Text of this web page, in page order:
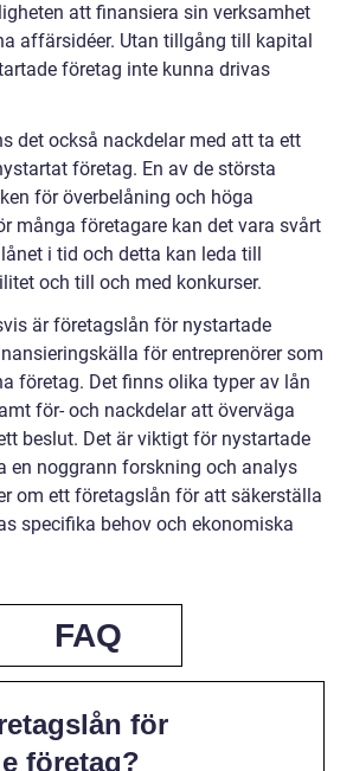
att finansiera sin verksamhet
affärsidéer. Utan tillgång till kapital
företag inte kunna drivas
det också nackdelar med att ta ett
företag. En av de största
för överbelåning och höga
många företagare kan det vara svårt
i tid och detta kan leda till
och till och med konkurser.
är företagslån för nystartade
för entreprenörer som
företag. Det finns olika typer av lån
för- och nackdelar att överväga
beslut. Det är viktigt för nystartade
en noggrann forskning och analys
om ett företagslån för att säkerställa
specifika behov och ekonomiska
FAQ
för
företag?